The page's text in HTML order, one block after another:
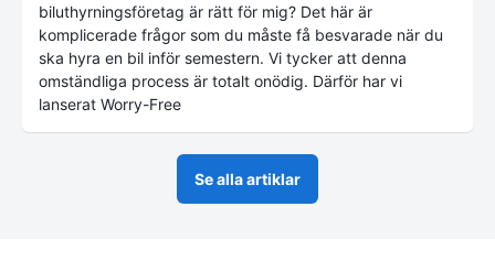
biluthyrningsföretag är rätt för mig? Det här är
komplicerade frågor som du måste få besvarade när du
ska hyra en bil inför semestern. Vi tycker att denna
omständliga process är totalt onödig. Därför har vi
lanserat Worry-Free
Se alla artiklar